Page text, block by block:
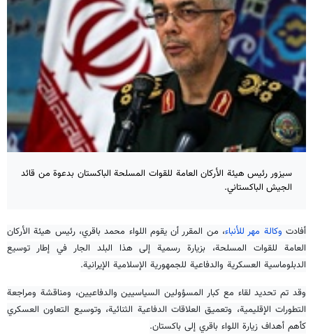
سيزور رئيس هيئة الأركان العامة للقوات المسلحة الباكستان بدعوة من قائد
الجيش الباكستاني.
أفادت وكالة مهر للأنباء، من المقرر أن يقوم اللواء محمد باقري، رئيس هيئة الأركان
العامة للقوات المسلحة، بزيارة رسمية إلى هذا البلد الجار في إطار توسيع
الدبلوماسية العسكرية والدفاعية للجمهورية الإسلامية الإيرانية.
وقد تم تحديد لقاء مع كبار المسؤولين السياسيين والدفاعيين، ومناقشة ومراجعة
التطورات الإقليمية، وتعميق العلاقات الدفاعية الثنائية، وتوسيع التعاون العسكري
كأهم أهداف زيارة اللواء باقري إلى باكستان.